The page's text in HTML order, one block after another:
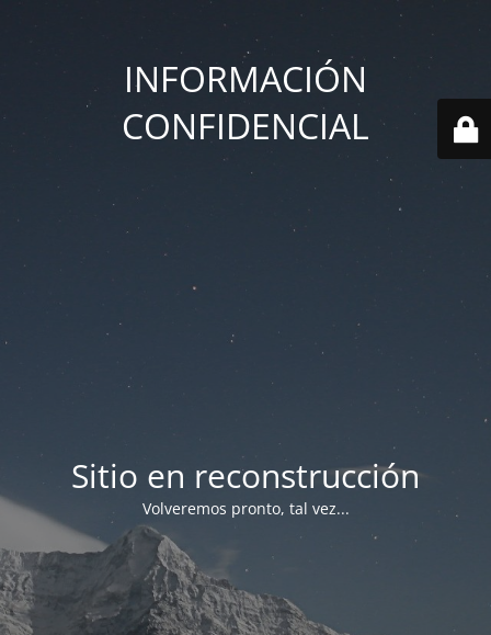
INFORMACIÓN
CONFIDENCIAL
Sitio en reconstrucción
Volveremos pronto, tal vez...